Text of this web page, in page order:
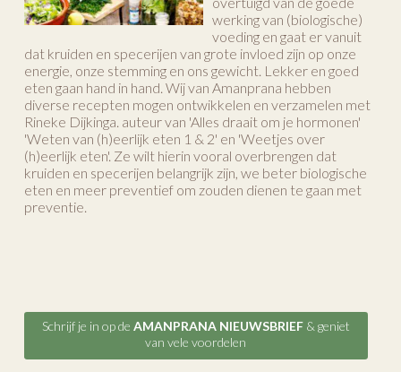
werking van (biologische)
voeding en gaat er vanuit
dat kruiden en specerijen van grote invloed zijn op onze
energie, onze stemming en ons gewicht. Lekker en goed
eten gaan hand in hand. Wij van Amanprana hebben
diverse recepten mogen ontwikkelen en verzamelen met
Rineke Dijkinga. auteur van 'Alles draait om je hormonen'
'Weten van (h)eerlijk eten 1 & 2' en 'Weetjes over
(h)eerlijk eten'. Ze wilt hierin vooral overbrengen dat
kruiden en specerijen belangrijk zijn, we beter biologische
eten en meer preventief om zouden dienen te gaan met
preventie.
Schrijf je in op de AMANPRANA NIEUWSBRIEF& geniet
van vele voordelen